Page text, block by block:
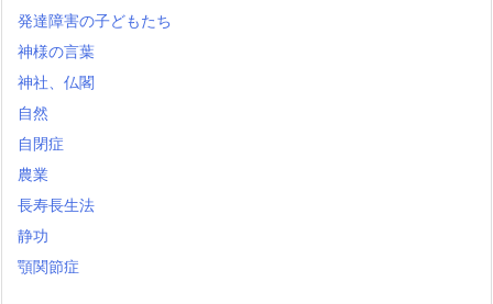
発達障害の子どもたち
神様の言葉
神社、仏閣
自然
自閉症
農業
長寿長生法
静功
顎関節症